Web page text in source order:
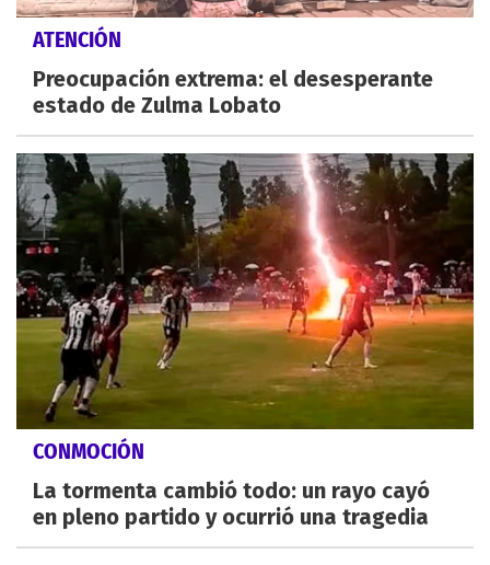
ATENCIÓN
Preocupación extrema: el desesperante
estado de Zulma Lobato
CONMOCIÓN
La tormenta cambió todo: un rayo cayó
en pleno partido y ocurrió una tragedia